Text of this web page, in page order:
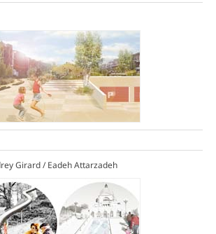
Girard / Eadeh Attarzadeh